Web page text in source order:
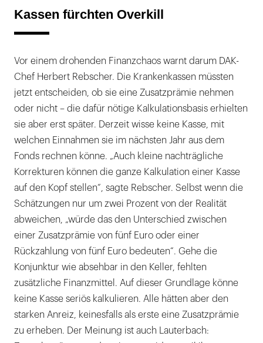
Kassen fürchten Overkill
Vor einem drohenden Finanzchaos warnt darum DAK-
Chef Herbert Rebscher. Die Krankenkassen müssten
jetzt entscheiden, ob sie eine Zusatzprämie nehmen
oder nicht – die dafür nötige Kalkulationsbasis erhielten
sie aber erst später. Derzeit wisse keine Kasse, mit
welchen Einnahmen sie im nächsten Jahr aus dem
Fonds rechnen könne. „Auch kleine nachträgliche
Korrekturen können die ganze Kalkulation einer Kasse
auf den Kopf stellen“, sagte Rebscher. Selbst wenn die
Schätzungen nur um zwei Prozent von der Realität
abweichen, „würde das den Unterschied zwischen
einer Zusatzprämie von fünf Euro oder einer
Rückzahlung von fünf Euro bedeuten“. Gehe die
Konjunktur wie absehbar in den Keller, fehlten
zusätzliche Finanzmittel. Auf dieser Grundlage könne
keine Kasse seriös kalkulieren. Alle hätten aber den
starken Anreiz, keinesfalls als erste eine Zusatzprämie
zu erheben. Der Meinung ist auch Lauterbach: